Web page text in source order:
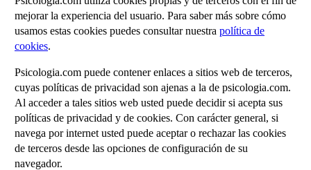
mejorar la experiencia del usuario. Para saber más sobre cómo
usamos estas cookies puedes consultar nuestra política de
cookies.
Psicologia.com puede contener enlaces a sitios web de terceros,
cuyas políticas de privacidad son ajenas a la de psicologia.com.
Al acceder a tales sitios web usted puede decidir si acepta sus
políticas de privacidad y de cookies. Con carácter general, si
navega por internet usted puede aceptar o rechazar las cookies
de terceros desde las opciones de configuración de su
navegador.